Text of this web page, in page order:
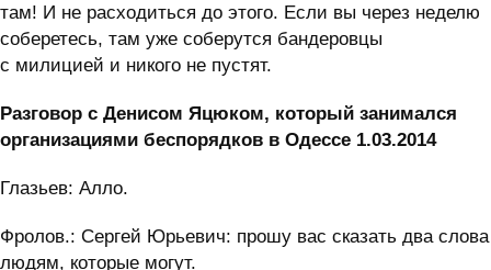
там! И не расходиться до этого. Если вы через неделю
соберетесь, там уже соберутся бандеровцы
с милицией и никого не пустят.
Разговор с Денисом Яцюком, который занимался
организациями беспорядков в Одессе 1.03.2014
Глазьев: Алло.
Фролов.: Сергей Юрьевич: прошу вас сказать два слова
людям, которые могут.